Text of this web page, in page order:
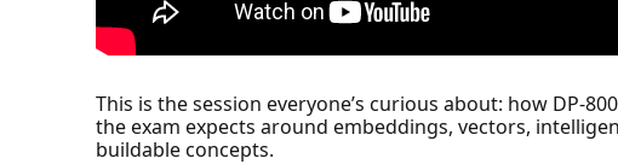
This is the session everyone’s curious about: how DP-
the exam expects around embeddings, vectors,
buildable concepts.